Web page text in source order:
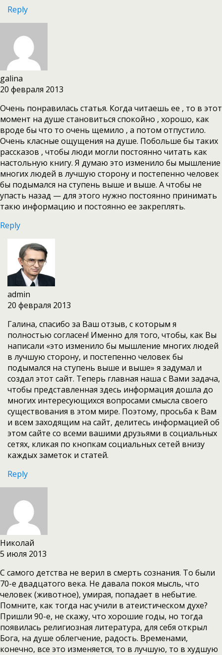
Reply
galina
20 февраля 2013
Очень понравилась статья. Когда читаешь ее , то в этот
момент на душе становиться спокойно , хорошо, как
вроде бы что то очень щемило , а потом отпустило.
Очень класные ощущения на душе. Побольше бы таких
рассказов , чтобы люди могли постоянно читать как
настольную книгу. Я думаю это изменило бы мышление
многих людей в лучшую сторону и постепенно человек
бы подымался на ступень выше и выше. А чтобы не
упасть назад — для этого нужно постоянно принимать
такю информацию и постоянно ее закреплять.
Reply
admin
20 февраля 2013
Галина, спасибо за Ваш отзыв, с которым я
полностью согласен! Именно для того, чтобы, как Вы
написали «это изменило бы мышление многих людей
в лучшую сторону, и постепенно человек бы
подымался на ступень выше и выше» я задумал и
создал этот сайт. Теперь главная наша с Вами задача,
чтобы представленная здесь информация дошла до
многих интересующихся вопросами смысла своего
существования в этом мире. Поэтому, просьба к Вам
и всем заходящим на сайт, делитесь информацией об
этом сайте со всеми вашими друзьями в социальных
сетях, кликая по кнопкам социальных сетей внизу
каждых заметок и статей.
Reply
Николай
5 июля 2013
С самого детства не верил в смерть сознания. То были
70-е двадцатого века. Не давала покоя мысль, что
человек (животное), умирая, попадает в небытие.
Помните, как тогда нас учили в атеистическом духе?
Пришли 90-е, не скажу, что хорошие годы, но тогда
появилась религиозная литература, для себя открыл
Бога, на душе облегчение, радость. Временами,
конечно, все это изменяется, то в лучшую, то в худшую